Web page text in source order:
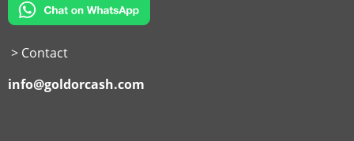
> Contact
info@goldorcash.com